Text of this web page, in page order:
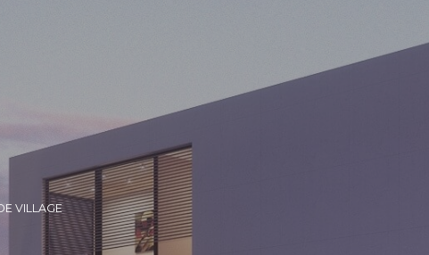
VILLAGE